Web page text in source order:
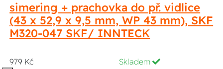
simering + prachovka do př. vidlice
(43 x 52,9 x 9,5 mm, WP 43 mm), SKF
M320-047 SKF/ INNTECK
979 Kč
Skladem